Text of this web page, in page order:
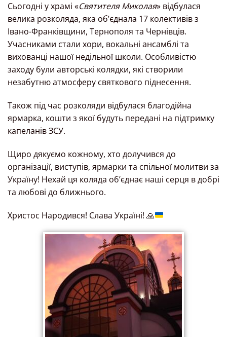
Сьогодні у храмі «Святителя Миколая» відбулася
велика розколяда, яка об’єднала 17 колективів з
Івано-Франківщини, Тернополя та Чернівців.
Учасниками стали хори, вокальні ансамблі та
вихованці нашої недільної школи. Особливістю
заходу були авторські колядки, які створили
незабутню атмосферу святкового піднесення.
Також під час розколяди відбулася благодійна
ярмарка, кошти з якої будуть передані на підтримку
капеланів ЗСУ.
Щиро дякуємо кожному, хто долучився до
організації, виступів, ярмарки та спільної молитви за
Україну! Нехай ця коляда об’єднає наші серця в добрі
та любові до ближнього.
Христос Народився! Слава Україні! 🙏